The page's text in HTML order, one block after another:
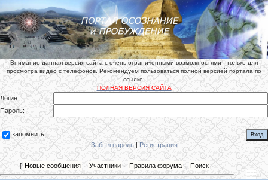
Внимание данная версия сайта с очень ограниченными возможностями - только для
просмотра видео с телефонов. Рекомендуем пользоваться полной версией портала по
ссылке:
ПОЛНАЯ ВЕРСИЯ САЙТА
Логин:
Пароль:
запомнить
Забыл пароль| Регистрация
[ Новые сообщения · Участники · Правила форума · Поиск·